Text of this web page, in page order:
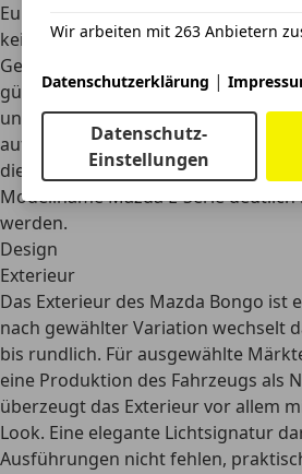
Euro stellten für einen gut
keine Seltenheit dar.
Gebraucht ist ein Mazda Bongo
günstiger zu kaufen. Wer einen bis
und praktischen Begleiter sucht,
auf dem Markt zugreifen. Allerdings
dieser Bezeichnung selten, Kunden
Modellname Mazda E-Serie
werden.
Design
Exterieur
Das Exterieur des Mazda Bongo ist
nach gewählter Variation wechselt
bis rundlich. Für ausgewählte
eine Produktion des Fahrzeugs als
überzeugt das Exterieur vor allem
Look. Eine elegante Lichtsignatur
Ausführungen nicht fehlen,
Wir arbeiten mit 263 Anbietern
Datenschutzerklärung |
Datenschutz-
Einstellungen